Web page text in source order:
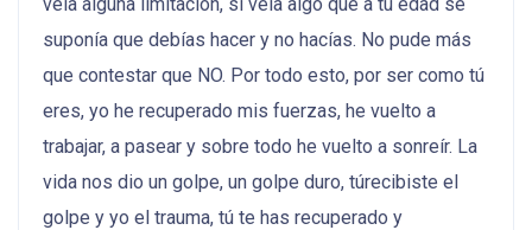
suponía que debías hacer y no hacías. No pude más
que contestar que NO. Por todo esto, por ser como tú
eres, yo he recuperado mis fuerzas, he vuelto a
trabajar, a pasear y sobre todo he vuelto a sonreír. La
vida nos dio un golpe, un golpe duro, túrecibiste el
golpe y yo el trauma, tú te has recuperado y